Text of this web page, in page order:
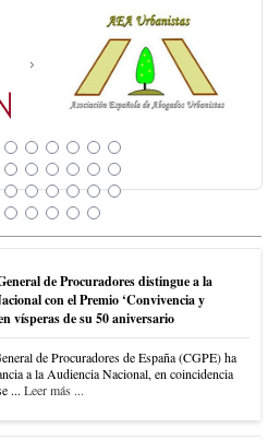
de Procuradores distingue a la
con el Premio ‘Convivencia y
vísperas de su 50 aniversario
de Procuradores de España (CGPE) ha
a la Audiencia Nacional, en coincidencia
... Leer más ...